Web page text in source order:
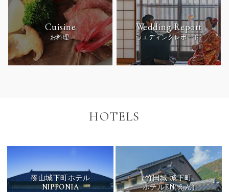
Cuisine
-お料理 -
Wedding Report
-ウエディングレポート -
HOTELS
篠山城下町ホテル
NIPPONIA
竹田城 城下町
ホテルEN(えん)